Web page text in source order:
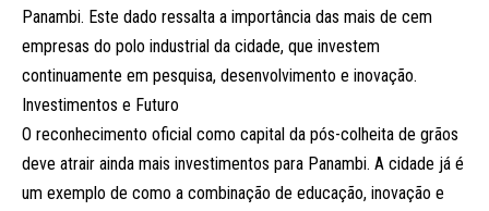
Panambi. Este dado ressalta a importância das mais de cem
empresas do polo industrial da cidade, que investem
continuamente em pesquisa, desenvolvimento e inovação.
Investimentos e Futuro
O reconhecimento oficial como capital da pós-colheita de grãos
deve atrair ainda mais investimentos para Panambi. A cidade já é
um exemplo de como a combinação de educação, inovação e